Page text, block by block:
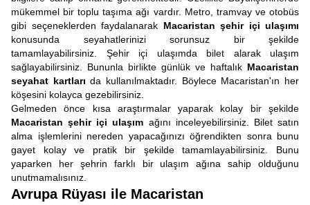
mükemmel bir toplu taşıma ağı vardır. Metro, tramvay ve otobüs
gibi seçeneklerden faydalanarak Macaristan şehir içi ulaşımı
konusunda seyahatlerinizi sorunsuz bir şekilde
tamamlayabilirsiniz. Şehir içi ulaşımda bilet alarak ulaşım
sağlayabilirsiniz. Bununla birlikte günlük ve haftalık Macaristan
seyahat kartları da kullanılmaktadır. Böylece Macaristan'ın her
köşesini kolayca gezebilirsiniz.
Gelmeden önce kısa araştırmalar yaparak kolay bir şekilde
Macaristan şehir içi ulaşım ağını inceleyebilirsiniz. Bilet satın
alma işlemlerini nereden yapacağınızı öğrendikten sonra bunu
gayet kolay ve pratik bir şekilde tamamlayabilirsiniz. Bunu
yaparken her şehrin farklı bir ulaşım ağına sahip olduğunu
unutmamalısınız.
Avrupa Rüyası ile Macaristan